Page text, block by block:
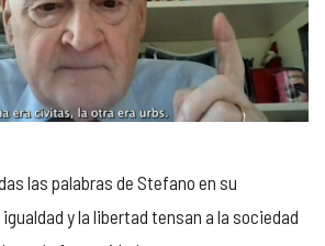
las palabras de Stefano en su
y la libertad tensan a la sociedad